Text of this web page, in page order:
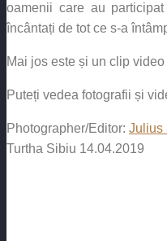
oamenii care au
încântați de tot ce s-a
Mai jos este și un clip video
Puteți vedea fotografii și
Photographer/Editor: Julius
Turtha Sibiu 14.04.2019